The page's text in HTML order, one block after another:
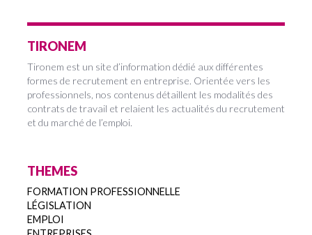
TIRONEM
Tironem est un site d’information dédié aux différentes
formes de recrutement en entreprise. Orientée vers les
professionnels, nos contenus détaillent les modalités des
contrats de travail et relaient les actualités du recrutement
et du marché de l’emploi.
THEMES
FORMATION PROFESSIONNELLE
LÉGISLATION
EMPLOI